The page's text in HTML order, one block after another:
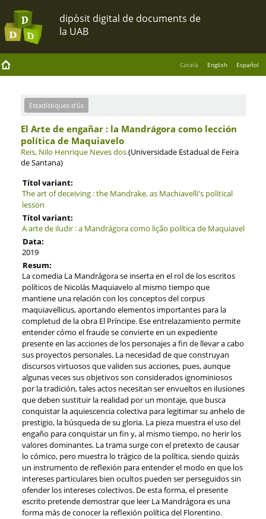
Català English Español
Estadístiques d'ús
El Arte de engañar : la Mandrágora como lección
política de Maquiavelo
Reis, Nilo Henrique Neves dos(Universidade Estadual de Feira
de Santana)
Títol variant:
The art of deceiving : the Mandrake, as Machiavelli's political
lesson
Títol variant:
A arte de iludir : a Mandrágora como lição política de Maquiavel
Data:
2019
Resum:
La comedia La Mandrágora se inserta en el rol de los escritos
políticos de Nicolás Maquiavelo al mismo tiempo que
mantiene una relación con los conceptos del corpus
maquiavellicus, aportando elementos importantes para la
completud de la obra El Príncipe. Ese entrelazamiento permite
entender cómo el fraude se convierte en un expediente
presente en las acciones de los personajes a fin de llevar a cabo
sus proyectos personales. La necesidad de que construyan
discursos virtuosos que validen sus acciones, pues, aunque
algunas veces sus objetivos son considerados ignominiosos
por la tradición, tales actos necesitan ser envueltos en ilusiones
que deben sustituir la realidad por un montaje, que busca
conquistar la aquiescencia colectiva para legitimar su anhelo de
prestigio, la búsqueda de su gloria. La pieza muestra el uso del
engaño para conquistar un fin y, al mismo tiempo, no herir los
valores dominantes. La trama surge con el pretexto de causar
lo cómico, pero muestra lo trágico de la política, siendo quizás
un instrumento de reflexión para entender el modo en que los
intereses particulares bien ocultos pueden ser perseguidos sin
ofender los intereses colectivos. De esta forma, el presente
escrito pretende demostrar que leer La Mandrágora es una
forma más de conocer la reflexión política del Florentino.